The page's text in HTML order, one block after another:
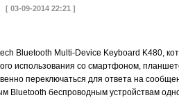
[ 03-09-2014 22:21 ]
Bluetooth Multi-Device Keyboard K480,
использования со смартфоном,
переключаться для ответа на
Bluetooth беспроводным устройствам